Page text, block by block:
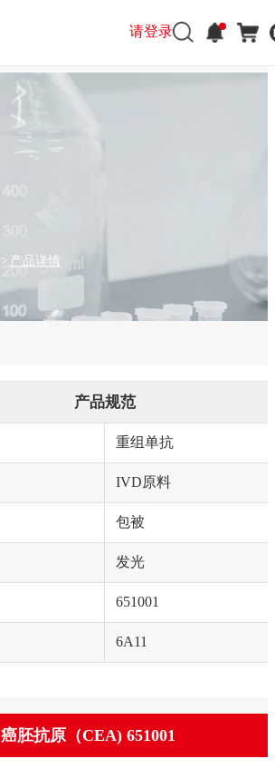
请登录
> 产品详情
产品规范
重组单抗
IVD原料
包被
发光
651001
6A11
癌胚抗原（CEA) 651001
请登录